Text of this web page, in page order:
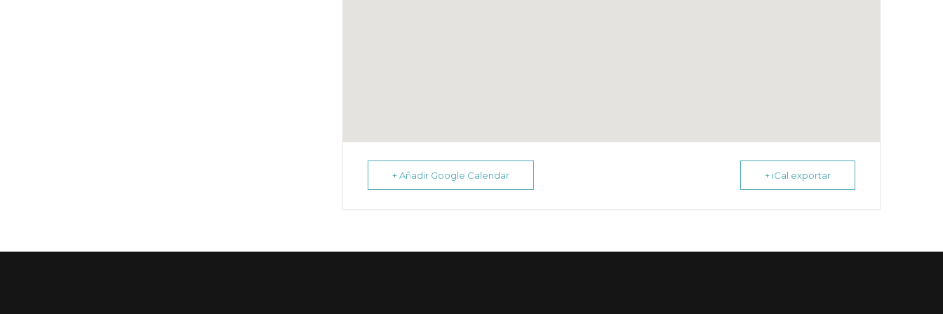
+ Añadir Google Calendar + iCal exportar